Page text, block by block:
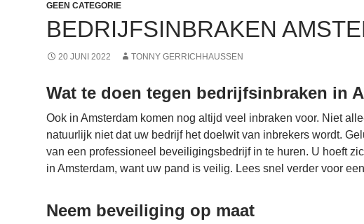
GEEN CATEGORIE
BEDRIJFSINBRAKEN
20 JUNI 2022 TONNY GERRICHHAUSSEN
Wat te doen tegen bedrijfsinbraken in
Ook in Amsterdam komen nog altijd veel inbraken voor. Niet
natuurlijk niet dat uw bedrijf het doelwit van inbrekers wordt.
van een professioneel beveiligingsbedrijf in te huren. U hoeft
in Amsterdam, want uw pand is veilig. Lees snel verder voor
Neem beveiliging op maat